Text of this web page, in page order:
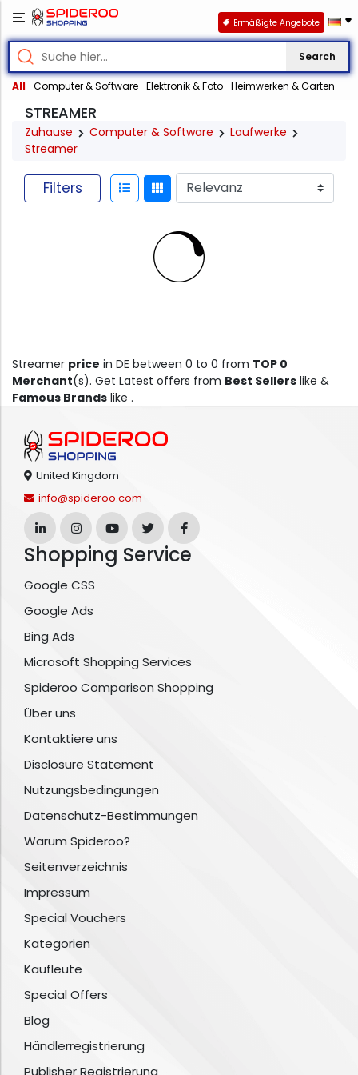
Search
All Computer & Software Elektronik & Foto Heimwerken & Garten
Ermäßigte Angebote
STREAMER
Zuhause Computer & Software
Laufwerke
Streamer
Filters
Streamer price in DE between 0 to 0 from TOP 0
Merchant(s). Get Latest offers from Best Sellers like &
Famous Brands like .
United Kingdom
info@spideroo.com
Shopping Service
Google CSS
Google Ads
Bing Ads
Microsoft Shopping Services
Spideroo Comparison Shopping
Über uns
Kontaktiere uns
Disclosure Statement
Nutzungsbedingungen
Datenschutz-Bestimmungen
Warum Spideroo?
Seitenverzeichnis
Impressum
Special Vouchers
Kategorien
Kaufleute
Special Offers
Blog
Händlerregistrierung
Publisher Registrierung